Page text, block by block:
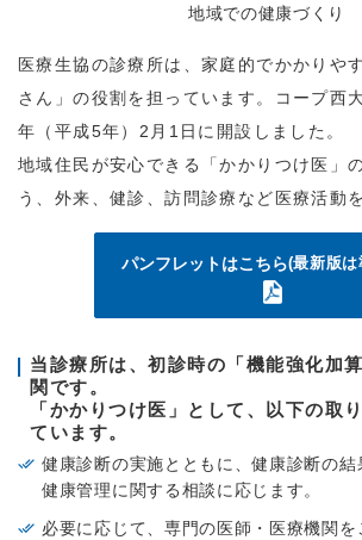
地域での健康づくり
医療生協の診療所は、家庭的でかかりや
さん」の役割を担っています。コープ西
年（平成5年）2月1日に開設しました。
地域住民が安心できる「かかりつけ医」
う、外来、健診、訪問診療など医療活動
パンフレットはこちら(最新版は
当診療所は、初診時の「機能強化加
関です。
「かかりつけ医」として、以下の取
ています。
健康診断の実施とともに、健康診断の結
健康管理に関する相談に応じます。
必要に応じて、専門の医師・医療機関を